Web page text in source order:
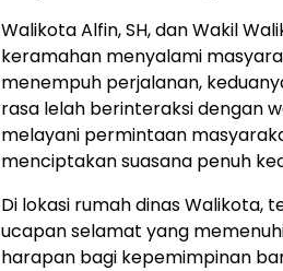
Walikota Alfin, SH, dan Wakil
keramahan menyalami
menempuh perjalanan,
rasa lelah berinteraksi dengan
melayani permintaan
menciptakan suasana penuh
Di lokasi rumah dinas Walikota,
ucapan selamat yang
harapan bagi kepemimpinan